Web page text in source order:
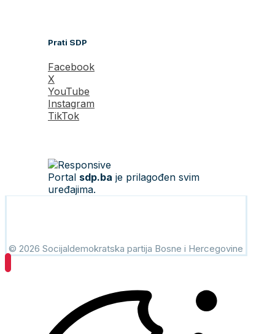
Prati SDP
Facebook
X
YouTube
Instagram
TikTok
Portal sdp.ba je prilagođen svim
uređajima.
© 2026 Socijaldemokratska partija Bosne i Hercegovine